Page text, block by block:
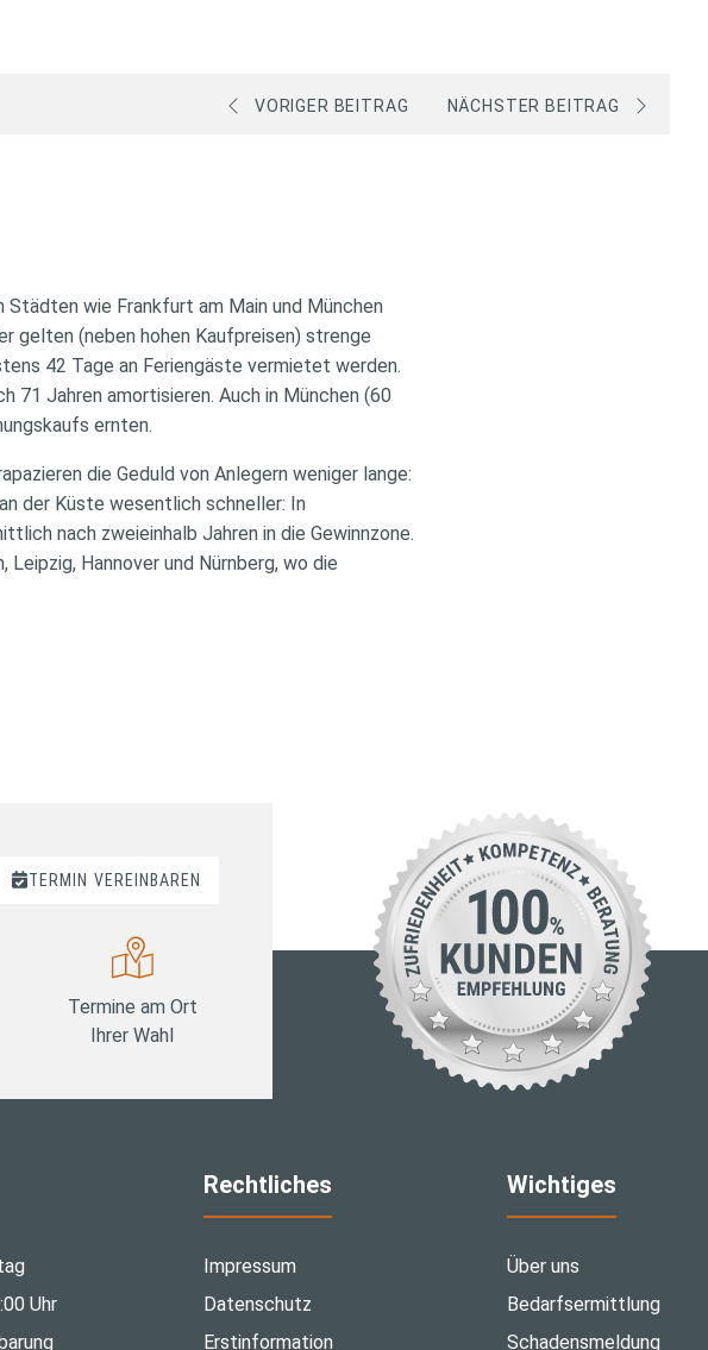
VORIGER BEITRAG NÄCHSTER BEITRAG
Städten wie Frankfurt am Main und München
gelten (neben hohen Kaufpreisen) strenge
42 Tage an Feriengäste vermietet werden.
71 Jahren amortisieren. Auch in München (60
ernten.
die Geduld von Anlegern weniger lange:
der Küste wesentlich schneller: In
nach zweieinhalb Jahren in die Gewinnzone.
Hannover und Nürnberg, wo die
TERMIN VEREINBAREN
Termine am Ort
Ihrer Wahl
Uhr
Rechtliches
Impressum
Datenschutz
Erstinformation
Wichtiges
Über uns
Bedarfsermittlung
Schadensmeldung